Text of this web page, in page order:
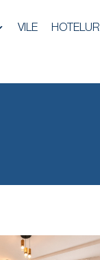
VILE HOTELURI